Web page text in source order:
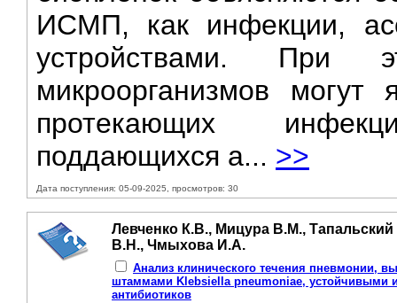
ИСМП, как инфекции,
устройствами. При
микроорганизмов могут
протекающих
поддающихся а... >>
Дата поступления: 05-09-2025, просмотров: 30
Левченко К.В., Мицура В.М.,
В.Н., Чмыхова И.А.
Анализ клинического течения пневмонии,
штаммами Klebsiella pneumoniae, устойчивыми
антибиотиков